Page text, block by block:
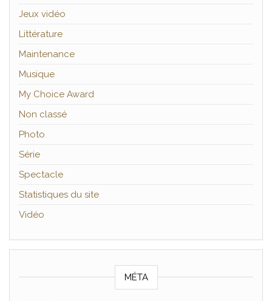
Jeux vidéo
Littérature
Maintenance
Musique
My Choice Award
Non classé
Photo
Série
Spectacle
Statistiques du site
Vidéo
MÉTA